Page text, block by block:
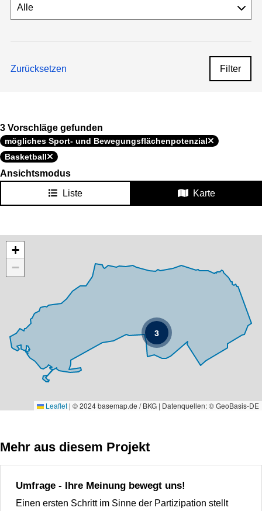
Zurücksetzen Filter
3 Vorschläge gefunden
mögliches Sport- und Bewegungsflächenpotenzial
Basketball
Ansichtsmodus
Liste
Karte
Karte überspringen
3
+
−
Leaflet | © 2024 basemap.de / BKG | Datenquellen: © GeoBasis-DE
Mehr aus diesem Projekt
Umfrage - Ihre Meinung bewegt uns!
Einen ersten Schritt im Sinne der Partizipation stellt